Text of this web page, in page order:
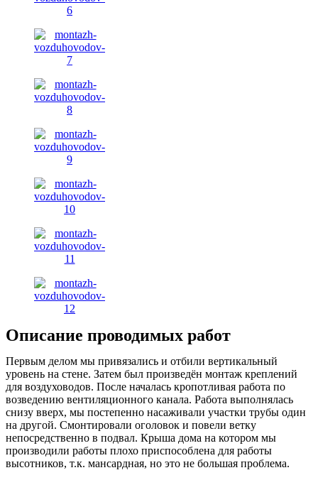
Описание проводимых работ
Первым делом мы привязались и отбили вертикальный
уровень на стене. Затем был произведён монтаж креплений
для воздуховодов. После началась кропотливая работа по
возведению вентиляционного канала. Работа выполнялась
снизу вверх, мы постепенно насаживали участки трубы один
на другой. Смонтировали оголовок и повели ветку
непосредственно в подвал. Крыша дома на котором мы
производили работы плохо приспособлена для работы
высотников, т.к. мансардная, но это не большая проблема.